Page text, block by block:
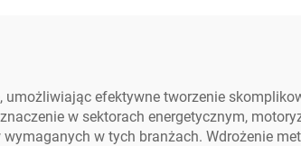
efektywne tworzenie
w sektorach energetycznym,
w tych branżach. Wdrożenie